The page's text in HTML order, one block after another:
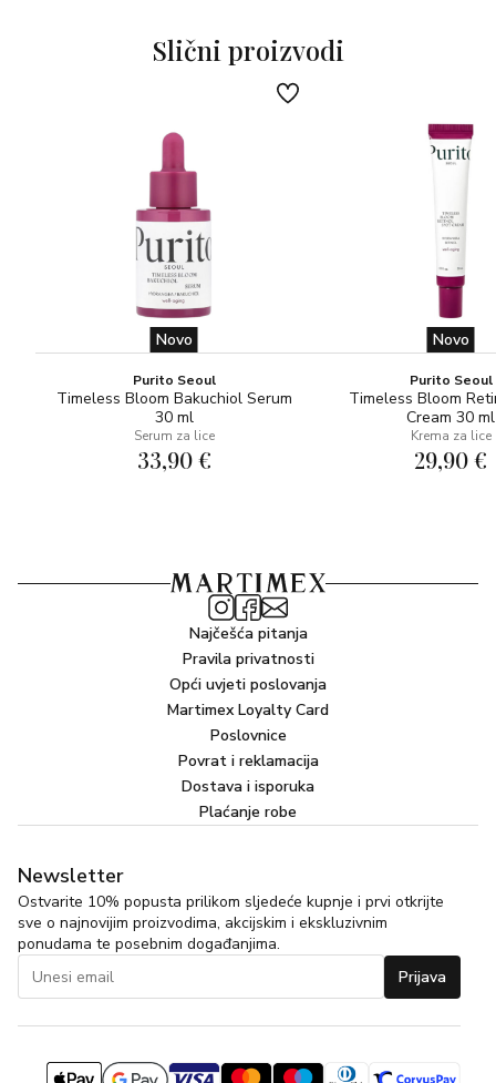
Slični proizvodi
Novo
Purito Seoul
Timeless Bloom Bakuchiol Serum
30 ml
Serum za lice
33,90 €
Novo
Purito Seoul
Timeless Bloom
Cream 30 ml
Krema za lice
29,90 €
Najčešća pitanja
Pravila privatnosti
Opći uvjeti poslovanja
Martimex Loyalty Card
Poslovnice
Povrat i reklamacija
Dostava i isporuka
Plaćanje robe
Newsletter
Ostvarite 10% popusta prilikom sljedeće kupnje i prvi otkrijte
sve o najnovijim proizvodima, akcijskim i ekskluzivnim
ponudama te posebnim događanjima.
Prijava